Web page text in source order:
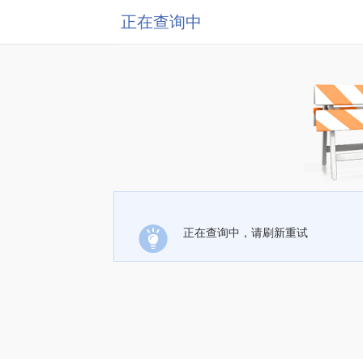
正在查询中
正在查询中，请刷新重试